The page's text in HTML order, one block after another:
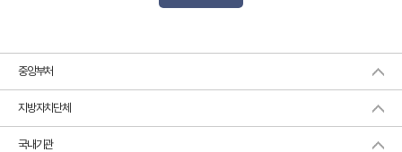
중앙부처
지방자치단체
국내기관